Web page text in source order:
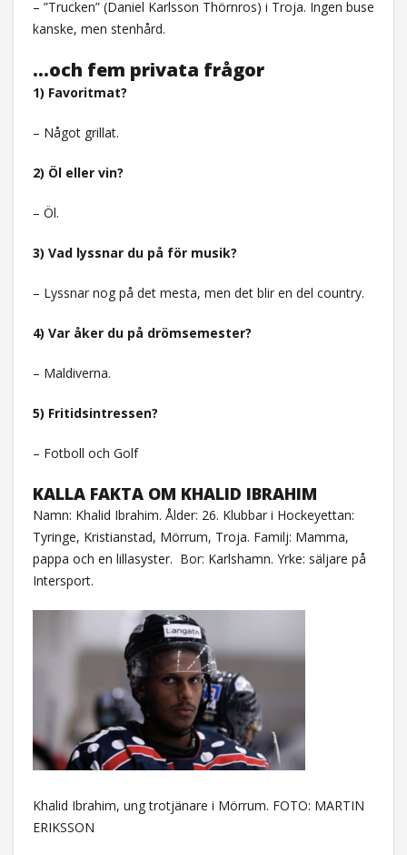
– ”Trucken” (Daniel Karlsson Thörnros) i Troja. Ingen buse
kanske, men stenhård.
…och fem privata frågor
1) Favoritmat?
– Något grillat.
2) Öl eller vin?
– Öl.
3) Vad lyssnar du på för musik?
– Lyssnar nog på det mesta, men det blir en del country.
4) Var åker du på drömsemester?
– Maldiverna.
5) Fritidsintressen?
– Fotboll och Golf
KALLA FAKTA OM KHALID IBRAHIM
Namn: Khalid Ibrahim. Ålder: 26. Klubbar i Hockeyettan:
Tyringe, Kristianstad, Mörrum, Troja. Familj: Mamma,
pappa och en lillasyster. Bor: Karlshamn. Yrke: säljare på
Intersport.
Khalid Ibrahim, ung trotjänare i Mörrum. FOTO: MARTIN
ERIKSSON